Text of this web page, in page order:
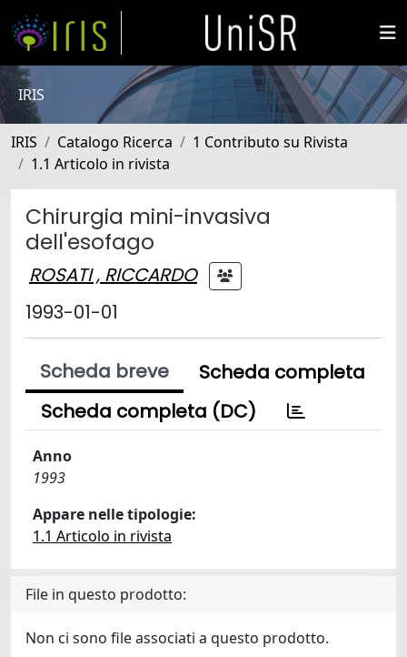
IRIS
IRIS Catalogo Ricerca
1 Contributo su Rivista
1.1 Articolo in rivista
Chirurgia mini-invasiva
dell'esofago
ROSATI , RICCARDO
1993-01-01
Scheda breve
Scheda completa
Scheda completa (DC)
Anno
1993
Appare nelle tipologie:
1.1 Articolo in rivista
File in questo prodotto:
Non ci sono file associati a questo prodotto.